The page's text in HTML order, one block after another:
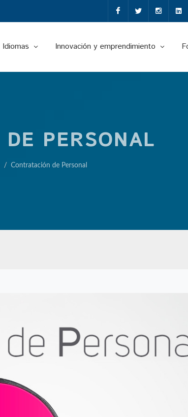
FacebookTwitter
Idiomas Innovación y emprendimiento
PERSONAL
Contratación de Personal